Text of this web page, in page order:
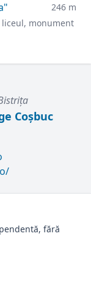
246 m
monument
Coșbuc
fără